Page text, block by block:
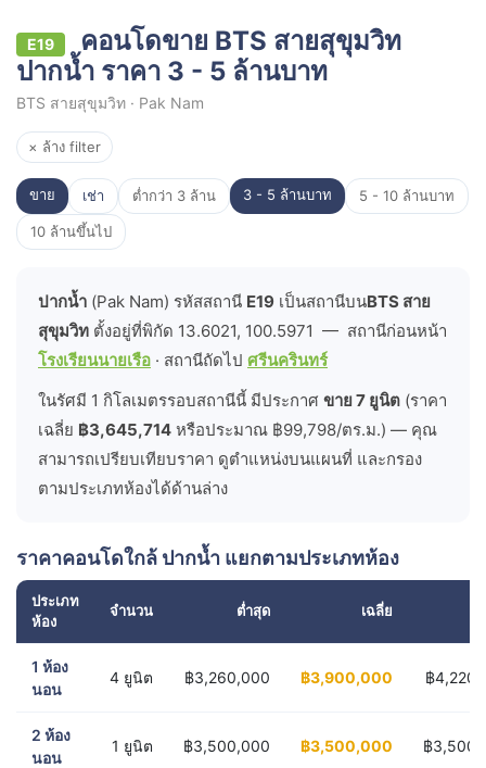
E19
คอนโดขาย BTS สายสุขุมวิท
ปากน้ำ ราคา 3 - 5 ล้านบาท
BTS สายสุขุมวิท · Pak Nam
× ล้าง filter
ขาย เช่า ต่ำกว่า 3 ล้าน 3 - 5 ล้านบาท 5 - 10 ล้านบาท
10 ล้านขึ้นไป
ปากน้ำ (Pak Nam) รหัสสถานี E19 เป็นสถานีบนBTS สาย
สุขุมวิท ตั้งอยู่ที่พิกัด 13.6021, 100.5971 — สถานีก่อนหน้า
โรงเรียนนายเรือ · สถานีถัดไป ศรีนครินทร์
ในรัศมี 1 กิโลเมตรรอบสถานีนี้ มีประกาศ ขาย 7 ยูนิต (ราคา
เฉลี่ย ฿3,645,714 หรือประมาณ ฿99,798/ตร.ม.) — คุณ
สามารถเปรียบเทียบราคา ดูตำแหน่งบนแผนที่ และกรอง
ตามประเภทห้องได้ด้านล่าง
ราคาคอนโดใกล้ ปากน้ำ แยกตามประเภทห้อง
ประเภท
ห้อง
จำนวน ต่ำสุด เฉลี่ย
1 ห้อง
นอน
4 ยูนิต ฿3,260,000 ฿3,900,000 ฿
2 ห้อง
นอน
1 ยูนิต ฿3,500,000 ฿3,500,000 ฿